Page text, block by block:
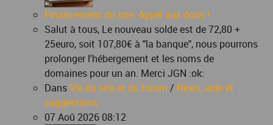
Financement du site: Appel aux dons !
Salut à tous, Le nouveau solde est de 72,80 +
25euro, soit 107,80€ à "la banque", nous pourrons
prolonger l'hébergement et les noms de
domaines pour un an. Merci JGN :ok:
DansVie du site et du forum / News, aide et
suggestions
07 Aoû 2026 08:12